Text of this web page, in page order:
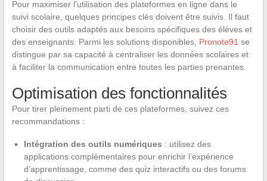
Pour maximiser l’utilisation des plateformes en ligne dans le
suivi scolaire, quelques principes clés doivent être suivis. Il faut
choisir des outils adaptés aux besoins spécifiques des élèves et
des enseignants. Parmi les solutions disponibles, Pronote91 se
distingue par sa capacité à centraliser les données scolaires et
à faciliter la communication entre toutes les parties prenantes.
Optimisation des fonctionnalités
Pour tirer pleinement parti de ces plateformes, suivez ces
recommandations :
Intégration des outils numériques : utilisez des
applications complémentaires pour enrichir l’expérience
d’apprentissage, comme des quiz interactifs ou des forums